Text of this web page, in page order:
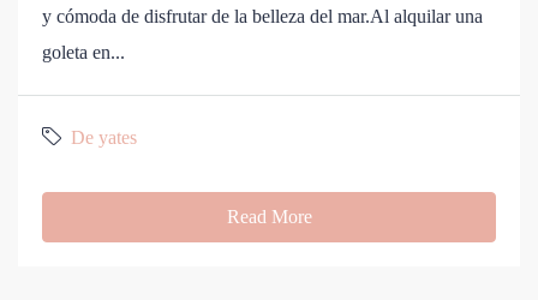
y cómoda de disfrutar de la belleza del mar.Al alquilar una
goleta en...
De yates
Read More